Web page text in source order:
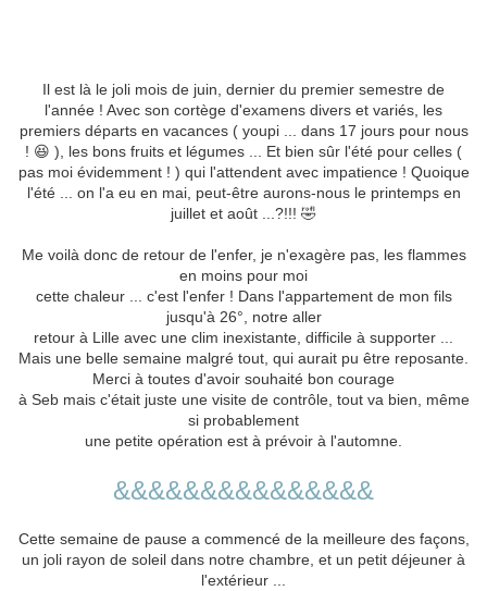
Il est là le joli mois de juin, dernier du premier semestre de
l'année ! Avec son cortège d'examens divers et variés, les
premiers départs en vacances ( youpi ... dans 17 jours pour nous
! 😆 ), les bons fruits et légumes ... Et bien sûr l'été pour celles (
pas moi évidemment ! ) qui l'attendent avec impatience ! Quoique
l'été ... on l'a eu en mai, peut-être aurons-nous le printemps en
juillet et août ...?!!! 🤣
Me voilà donc de retour de l'enfer, je n'exagère pas, les flammes
en moins pour moi
cette chaleur ... c'est l'enfer ! Dans l'appartement de mon fils
jusqu'à 26°, notre aller
retour à Lille avec une clim inexistante, difficile à supporter ...
Mais une belle semaine malgré tout, qui aurait pu être reposante.
Merci à toutes d'avoir souhaité bon courage
à Seb mais c'était juste une visite de contrôle, tout va bien, même
si probablement
une petite opération est à prévoir à l'automne.
&&&&&&&&&&&&&&&
Cette semaine de pause a commencé de la meilleure des façons,
un joli rayon de soleil dans notre chambre, et un petit déjeuner à
l'extérieur ...